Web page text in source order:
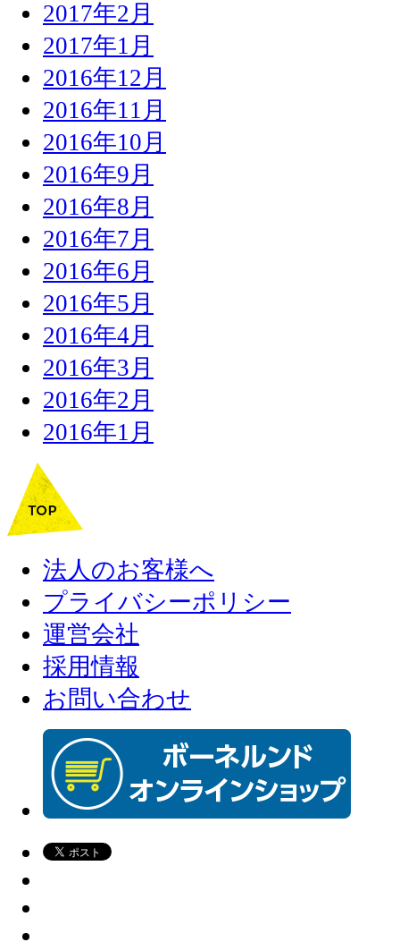
2017年2月
2017年1月
2016年12月
2016年11月
2016年10月
2016年9月
2016年8月
2016年7月
2016年6月
2016年5月
2016年4月
2016年3月
2016年2月
2016年1月
法人のお客様へ
プライバシーポリシー
運営会社
採用情報
お問い合わせ